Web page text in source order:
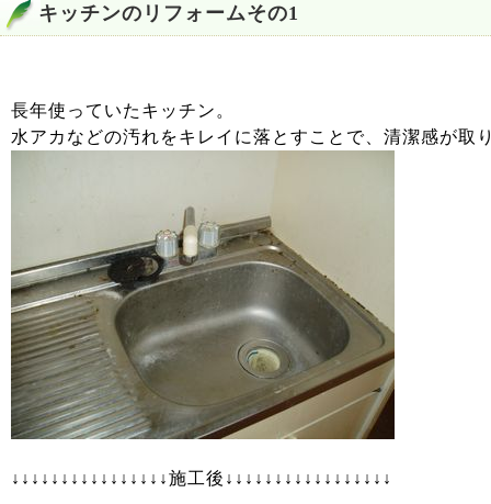
キッチンのリフォームその1
長年使っていたキッチン。
水アカなどの汚れをキレイに落とすことで、清潔感が取
↓↓↓↓↓↓↓↓↓↓↓↓↓↓↓↓施工後↓↓↓↓↓↓↓↓↓↓↓↓↓↓↓↓↓